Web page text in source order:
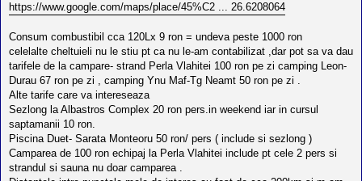
https://www.google.com/maps/place/45%C2 ... 26.6208064
Consum combustibil cca 120Lx 9 ron = undeva peste 1000 ron
celelalte cheltuieli nu le stiu pt ca nu le-am contabilizat ,dar pot sa va dau
tarifele de la campare- strand Perla Vlahitei 100 ron pe zi camping Leon-
Durau 67 ron pe zi , camping Ynu Maf-Tg Neamt 50 ron pe zi .
Alte tarife care va intereseaza
Sezlong la Albastros Complex 20 ron pers.in weekend iar in cursul
saptamanii 10 ron.
Piscina Duet- Sarata Monteoru 50 ron/ pers ( include si sezlong )
Camparea de 100 ron echipaj la Perla Vlahitei include pt cele 2 pers si
strandul si sauna nu doar camparea .